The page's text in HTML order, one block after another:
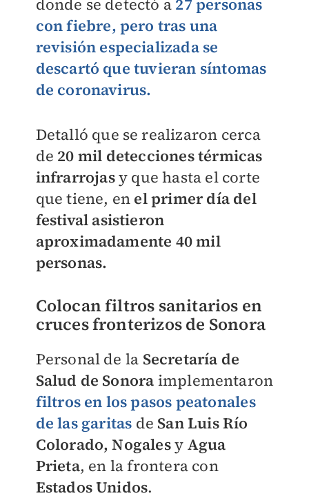
con fiebre, pero tras una
revisión especializada se
descartó que tuvieran síntomas
de coronavirus.
Detalló que se realizaron cerca
de 20 mil detecciones térmicas
infrarrojasy que hasta el corte
que tiene, en el primer día del
festival asistieron
aproximadamente 40 mil
personas.
Colocan filtros sanitarios en
cruces fronterizos de Sonora
Personal de la Secretaría de
Salud de Sonora implementaron
filtros en los pasos peatonales
de las garitas de San Luis Río
Colorado, Nogalesy Agua
Prieta, en la frontera con
Estados Unidos.